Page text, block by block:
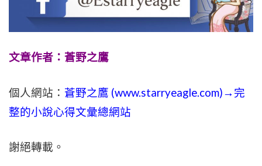
文章作者：蒼野之鷹
個人網站： 蒼野之鷹 (www.starryeagle.com)→完
整的小說心得文彙總網站
謝絕轉載。